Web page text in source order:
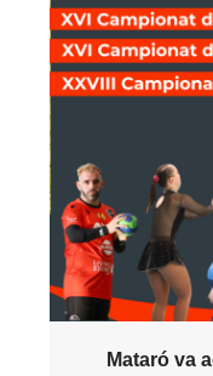
Mataró va